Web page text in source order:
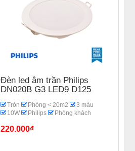
Đèn led âm trần Philips
DN020B G3 LED9 D125
Tròn Phòng < 20m2
3 màu
10W
Philips Phòng khách
220.000₫